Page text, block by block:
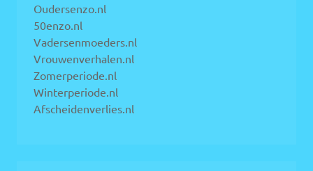
Oudersenzo.nl
50enzo.nl
Vadersenmoeders.nl
Vrouwenverhalen.nl
Zomerperiode.nl
Winterperiode.nl
Afscheidenverlies.nl